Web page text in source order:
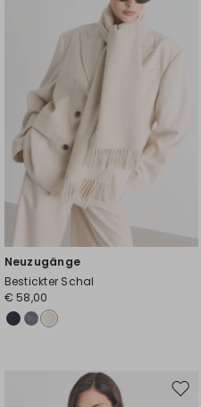
Neuzugänge
Bestickter Schal
€ 58,00
Auf